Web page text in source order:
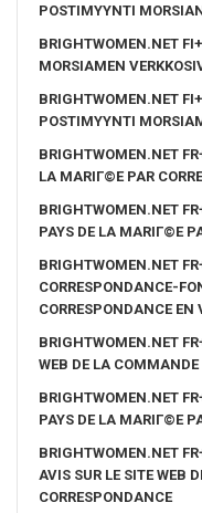
POSTIMYYNTI
BRIGHTWOMEN.NET
MORSIAMEN
BRIGHTWOMEN.NET
POSTIMYYNTI
BRIGHTWOMEN.NET
LA MARIГ©E PAR
BRIGHTWOMEN.NET
PAYS DE LA MARIГ©E
BRIGHTWOMEN.NET
CORRESPONDANCE-
CORRESPONDANCE EN
BRIGHTWOMEN.NET
WEB DE LA
BRIGHTWOMEN.NET
PAYS DE LA MARIГ©E
BRIGHTWOMEN.NET
AVIS SUR LE SITE WEB
CORRESPONDANCE